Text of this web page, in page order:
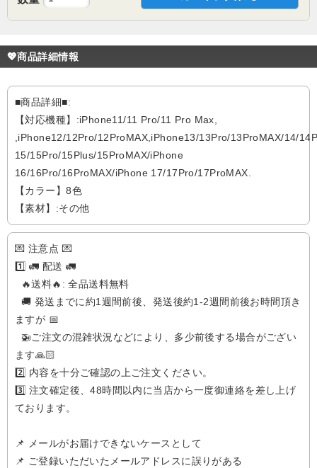
💖商品詳細情報
■商品詳細■:
【対応機種】:iPhone11/11 Pro/11 Pro Max,
,iPhone12/12Pro/12ProMAX,iPhone13/13Pro/13ProMAX/14/
15/15Pro/15Plus/15ProMAX/iPhone
16/16Pro/16ProMAX/iPhone 17/17Pro/17ProMAX.
【カラー】8色
【素材】:その他
💌 注意点 💌
1️⃣ 🚛 配送 🚛
🔥送料🔥: 全品送料無料
🚚 発送までに約1週間前後、発送後約1-2週間前後お時間頂き
ますが 📅
🚁️ご注文の混雑状況などにより、多少前後する場合がござい
ます🙏🏻
2️⃣ 内容を十分ご確認の上ご注文ください。
3️⃣ 注文確定後、48時間以内に当店から一度御連絡を差し上げ
ております。
📌 メールがお届けできないケースとして
📌 ご登録いただいたメールアドレスに誤りがある